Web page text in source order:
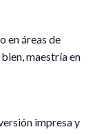
en áreas de
maestría en
impresa y